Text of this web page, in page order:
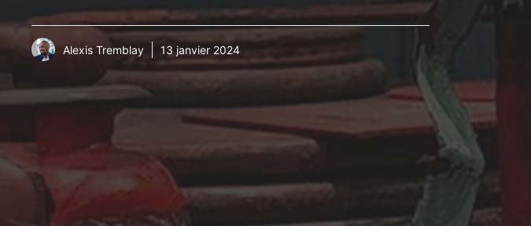
Alexis Tremblay 13 janvier 2024